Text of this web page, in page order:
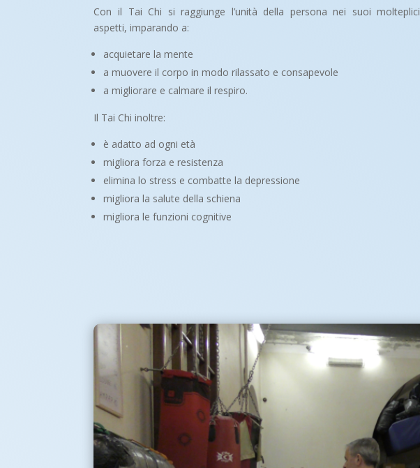
Con il Tai Chi si raggiunge l’unità della persona nei suoi molteplici
aspetti, imparando a:
acquietare la mente
a muovere il corpo in modo rilassato e consapevole
a migliorare e calmare il respiro.
Il Tai Chi inoltre:
è adatto ad ogni età
migliora forza e resistenza
elimina lo stress e combatte la depressione
migliora la salute della schiena
migliora le funzioni cognitive